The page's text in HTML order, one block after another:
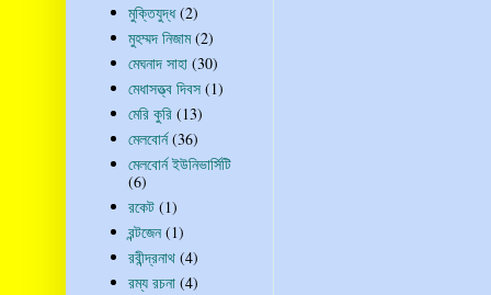
মুক্তিযুদ্ধ (2)
মুহম্মদ নিজাম (2)
মেঘনাদ সাহা (30)
মেধাসত্ত্ব দিবস (1)
মেরি কুরি (13)
মেলবোর্ন (36)
মেলবোর্ন ইউনিভার্সিটি
(6)
রকেট (1)
রন্টজেন (1)
রবীন্দ্রনাথ (4)
রম্য রচনা (4)